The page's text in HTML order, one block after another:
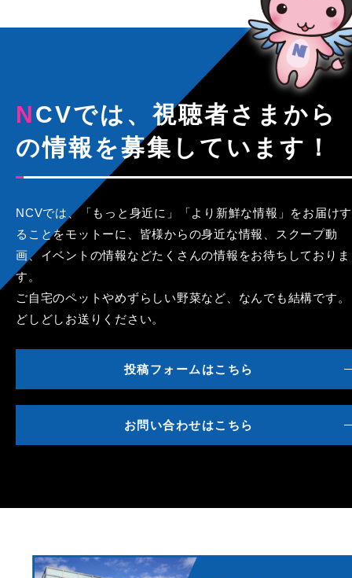
NCVでは、視聴者さまから
の情報を募集しています！
NCVでは、「もっと身近に」「より新鮮な情報」をお届けす
ることをモットーに、皆様からの身近な情報、スクープ動
画、イベントの情報などたくさんの情報をお待ちしておりま
す。
ご自宅のペットやめずらしい野菜など、なんでも結構です。
どしどしお送りください。
投稿フォームはこちら
お問い合わせはこちら